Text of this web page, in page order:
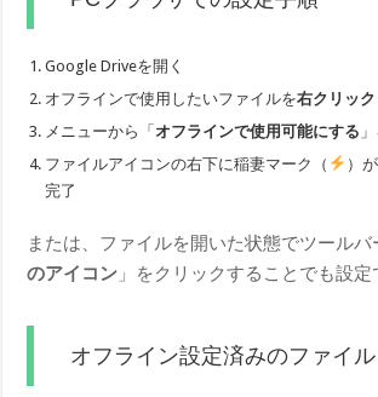
Google Driveを開く
オフラインで使用したいファイルを右クリック
メニューから「オフラインで使用可能にする
ファイルアイコンの右下に稲妻マーク（
）
完了
または、ファイルを開いた状態でツールバ
のアイコン 」をクリックすることでも設定
オフライン設定済みのファイ